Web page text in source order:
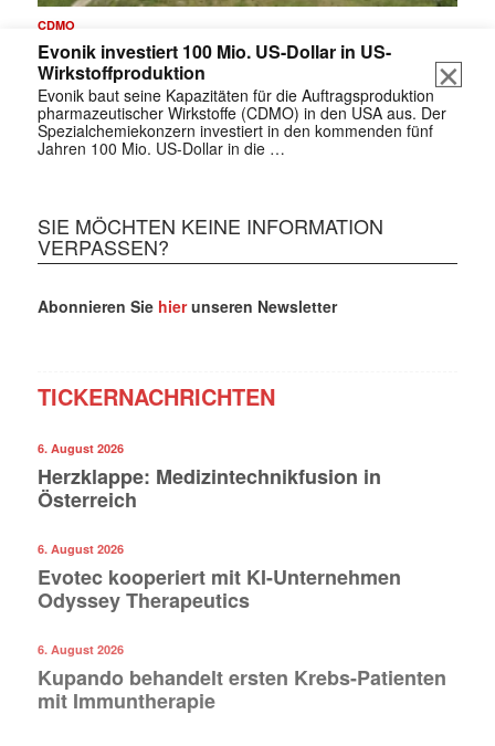
CDMO
Evonik investiert 100 Mio. US-Dollar in US-
Wirkstoffproduktion
Evonik baut seine Kapazitäten für die Auftragsproduktion
pharmazeutischer Wirkstoffe (CDMO) in den USA aus. Der
Spezialchemiekonzern investiert in den kommenden fünf
Jahren 100 Mio. US-Dollar in die …
SIE MÖCHTEN KEINE INFORMATION
VERPASSEN?
Abonnieren Sie hierunseren Newsletter
TICKERNACHRICHTEN
6. August 2026
Herzklappe: Medizintechnikfusion in
Österreich
6. August 2026
Evotec kooperiert mit KI-Unternehmen
Odyssey Therapeutics
6. August 2026
Kupando behandelt ersten Krebs-Patienten
mit Immuntherapie